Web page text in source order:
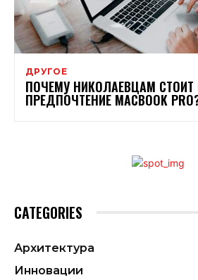
ДРУГОЕ
ПОЧЕМУ НИКОЛАЕВЦАМ СТОИТ
ПРЕДПОЧТЕНИЕ MACBOOK
CATEGORIES
Архитектура
Инновации